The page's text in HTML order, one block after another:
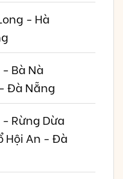
- Hà
Bà Nà
Đà Nẵng
Rừng Dừa
Hội An - Đà